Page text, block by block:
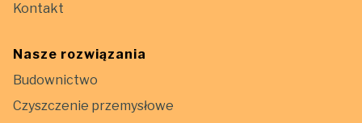
Kontakt
Nasze rozwiązania
Budownictwo
Czyszczenie przemysłowe